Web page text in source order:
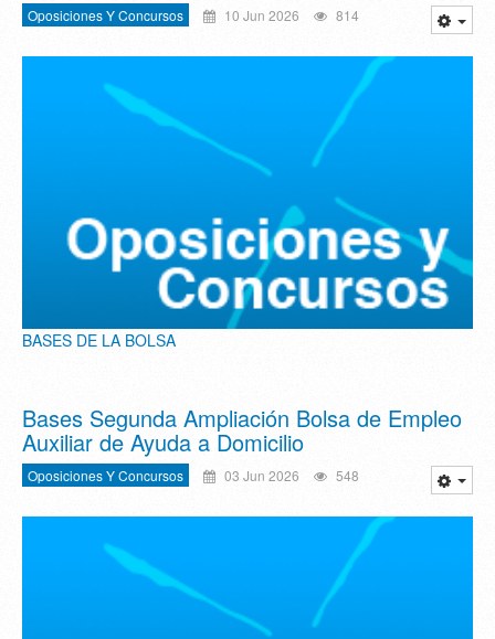
Oposiciones Y Concursos 10 Jun 2026 814
BASES DE LA BOLSA
Bases Segunda Ampliación Bolsa de Empleo
Auxiliar de Ayuda a Domicilio
Oposiciones Y Concursos 03 Jun 2026 548